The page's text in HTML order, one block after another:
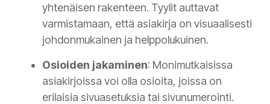
yhtenäisen rakenteen. Tyylit auttavat
varmistamaan, että asiakirja on visuaalisesti
johdonmukainen ja helppolukuinen.
Osioiden jakaminen: Monimutkaisissa
asiakirjoissa voi olla osioita, joissa on
erilaisia sivuasetuksia tai sivunumerointi.